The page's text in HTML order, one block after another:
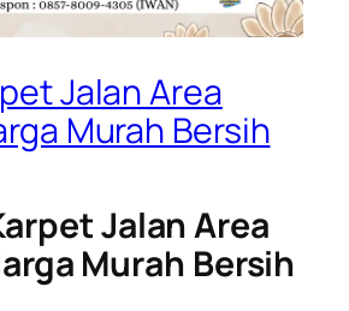
Jalan Area
Murah Bersih
Jalan Area
Murah Bersih